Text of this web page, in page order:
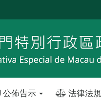
公佈告示 法律法規